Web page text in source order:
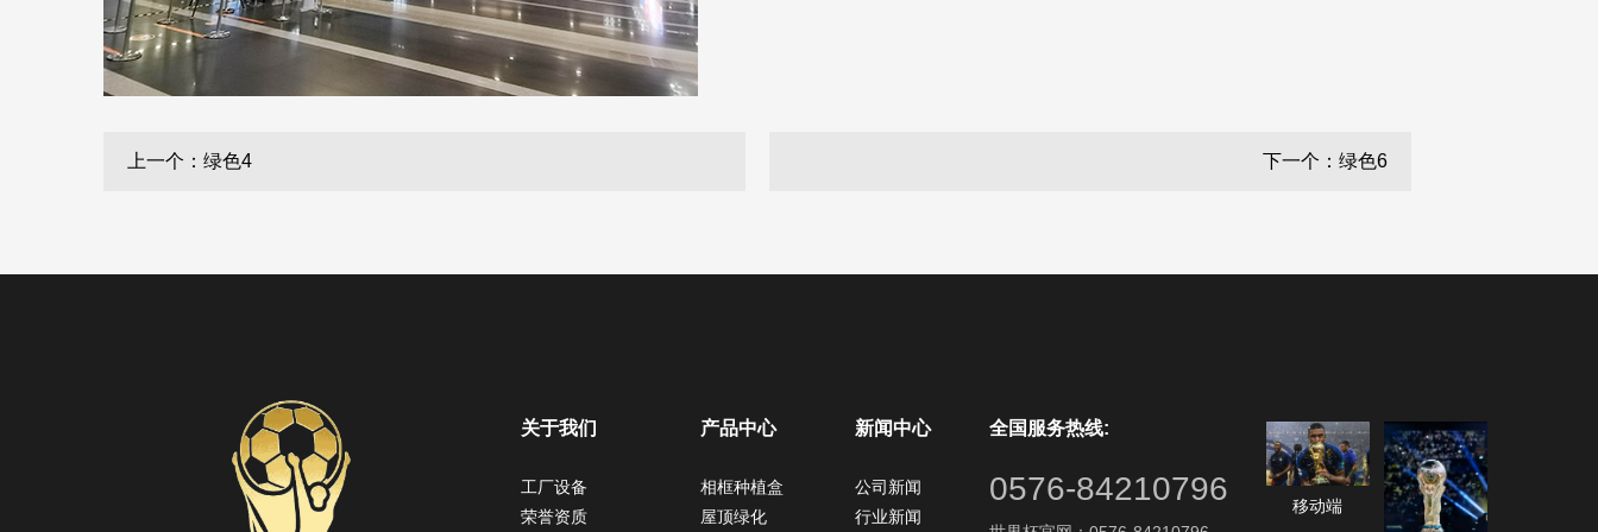
上一个：绿色4 下一个：绿色6
关于我们
工厂设备
荣誉资质
产品中心
相框种植盒
屋顶绿化
新闻中心
公司新闻
行业新闻
全国服务热线:
0576-84210796 移动端